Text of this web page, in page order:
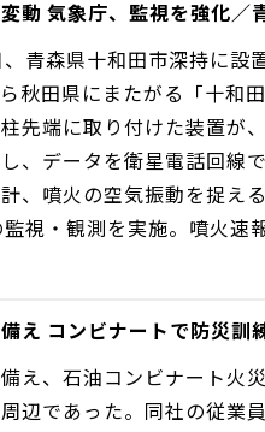
動 気象庁、監視を強化／
青森県十和田市深持に設
秋田県にまたがる「十和
先端に取り付けた装置が
、データを衛星電話回線
、噴火の空気振動を捉え
監視・観測を実施。噴火速
え コンビナートで防災訓
え、石油コンビナート火
辺であった。同社の従業